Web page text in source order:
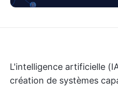
L'intelligence artificielle
création de systèmes